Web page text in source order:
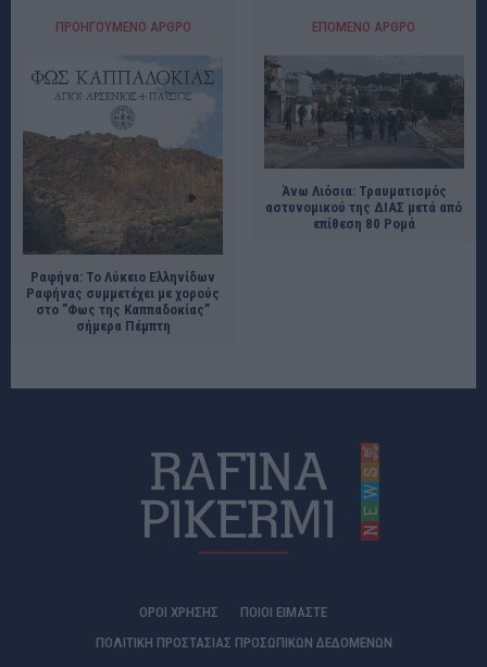
ΠΡΟΗΓΟΎΜΕΝΟ ΆΡΘΡΟ
Ραφήνα: Το Λύκειο Ελληνίδων
Ραφήνας συμμετέχει με χορούς
στο ”Φως της Καππαδοκίας”
σήμερα Πέμπτη
ΕΠΌΜΕΝΟ ΆΡΘΡΟ
Άνω Λιόσια: Τραυματισμός
αστυνομικού της ΔΙΑΣ μετά από
επίθεση 80 Ρομά
ΟΡΟΙ ΧΡΗΣΗΣ
ΠΟΙΟΊ ΕΊΜΑΣΤΕ
ΠΟΛΙΤΙΚΗ ΠΡΟΣΤΑΣΙΑΣ ΠΡΟΣΩΠΙΚΩΝ ΔΕΔΟΜΕΝΩΝ